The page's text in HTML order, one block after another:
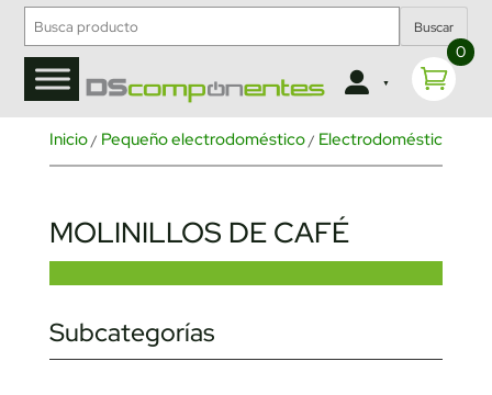
Buscar
0
Inicio/ Pequeño electrodoméstico/ Electrodoméstico de
MOLINILLOS DE CAFÉ
Subcategorías